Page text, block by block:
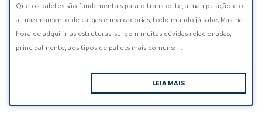
Que os paletes são fundamentais para o transporte, a manipulação e o
armazenamento de cargas e mercadorias, todo mundo já sabe. Mas, na
hora de adquirir as estruturas, surgem muitas dúvidas relacionadas,
principalmente, aos tipos de pallets mais comuns: ...
LEIA MAIS